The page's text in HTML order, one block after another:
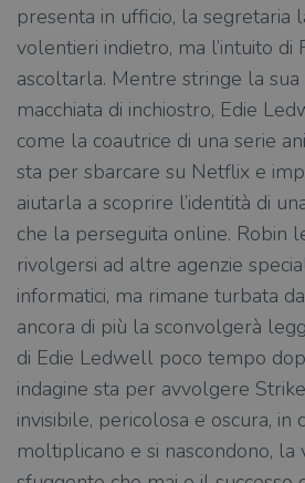
presenta in ufficio, la segretaria
volentieri indietro, ma l’intuito di
ascoltarla. Mentre stringe la sua
macchiata di inchiostro, Edie
come la coautrice di una serie
sta per sbarcare su Netflix e
aiutarla a scoprire l’identità di
che la perseguita online. Robin
rivolgersi ad altre agenzie
informatici, ma rimane turbata
ancora di più la sconvolgerà
di Edie Ledwell poco tempo
indagine sta per avvolgere
invisibile, pericolosa e oscura, in
moltiplicano e si nascondono, la